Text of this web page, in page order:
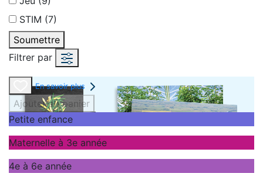
STIM (7)
Soumettre
Filtrer par
En savoir plus
Ajouter au panier
Petite enfance
Maternelle à 3e année
4e à 6e année